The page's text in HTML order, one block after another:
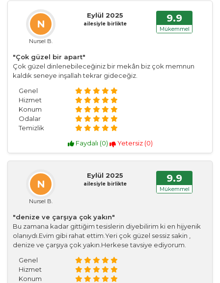
N
Nursel B.
Eylül 2025
ailesiyle birlikte 9.9
Mükemmel
"Çok güzel bir apart"
Çok güzel dinlenebileceğiniz bir mekân biz çok memnun
kaldık seneye inşallah tekrar gideceğiz.
Genel
Hizmet
Konum
Odalar
Temizlik
Faydalı (0) Yetersiz (0)
N
Nursel B.
Eylül 2025
ailesiyle birlikte 9.9
Mükemmel
"denize ve çarşıya çok yakın"
Bu zamana kadar gittiğim tesislerin diyebilirim ki en hijyenik
olanıydı.Evim gibi rahat ettim.Yeri çok güzel sessiz sakin ,
denize ve çarşıya çok yakın.Herkese tavsiye ediyorum.
Genel
Hizmet
Konum